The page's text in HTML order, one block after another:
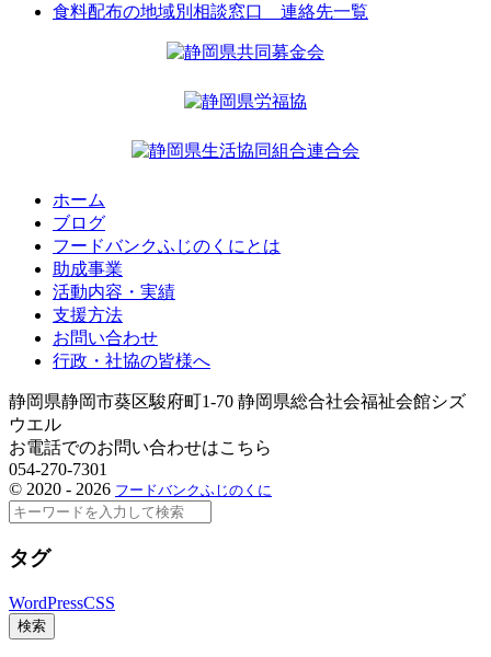
食料配布の地域別相談窓口 連絡先一覧
ホーム
ブログ
フードバンクふじのくにとは
助成事業
活動内容・実績
支援方法
お問い合わせ
行政・社協の皆様へ
静岡県静岡市葵区駿府町1-70 静岡県総合社会福祉会館シズ
ウエル
お電話でのお問い合わせはこちら
054-270-7301
© 2020 - 2026 フードバンクふじのくに
検
タグ
WordPressCSS
検索